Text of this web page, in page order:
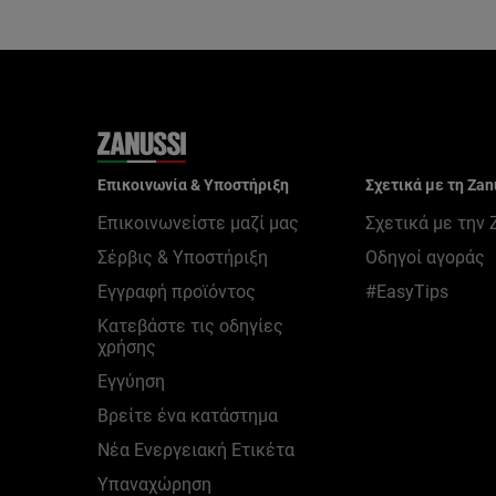
Επικοινωνία & Υποστήριξη
Επικοινωνείστε μαζί μας
Σέρβις & Υποστήριξη
Εγγραφή προϊόντος
Κατεβάστε τις οδηγίες
χρήσης
Εγγύηση
Βρείτε ένα κατάστημα
Νέα Ενεργειακή Ετικέτα
Υπαναχώρηση
Σχετικά με τη
Σχετικά με την
Οδηγοί αγοράς
#EasyTips